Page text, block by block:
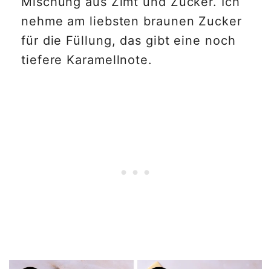
nehme am liebsten braunen Zucker
für die Füllung, das gibt eine noch
tiefere Karamellnote.